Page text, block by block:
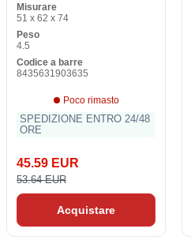
Misurare
51 x 62 x 74
Peso
4.5
Codice a barre
8435631903635
Poco rimasto
SPEDIZIONE ENTRO 24/48
ORE
45.59 EUR
53.64 EUR
Acquistare